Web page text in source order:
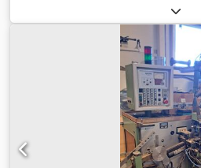
Apcea Meinert PH 502 D con
para sierras circulares con un